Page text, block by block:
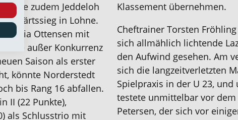
zudem Jeddeloh
in Lohne.
Ottensen mit
außer Konkurrenz
Saison als erster
könnte Norderstedt
bis Rang 16 abfallen.
II (22 Punkte),
als Schlusstrio mit
Klassement übernehmen.
Cheftrainer Torsten
sich allmählich lichtende
den Aufwind gesehen. Am
sich die langzeitverletzten
Spielpraxis in der U 23, und
testete unmittelbar vor
Petersen, der sich vor